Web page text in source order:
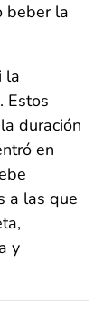
beber la
la
Estos
duración
en
a las que
y